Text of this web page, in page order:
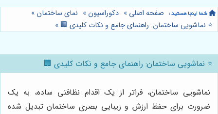
صفحه اصلی » دکوراسیون » نمای ساختمان »
⭐️ نماشویی ساختمان: راهنمای جامع و نکات کلیدی 🏢 »
⭐️ نماشویی ساختمان: راهنمای جامع و نکات کلیدی 🏢
نماشویی ساختمان، فراتر از یک اقدام نظافتی ساده، به یک
ضرورت برای حفظ ارزش و زیبایی بصری ساختمان تبدیل شده